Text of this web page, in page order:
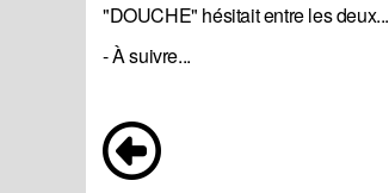
"DOUCHE" hésitait entre les deux...
- À suivre...